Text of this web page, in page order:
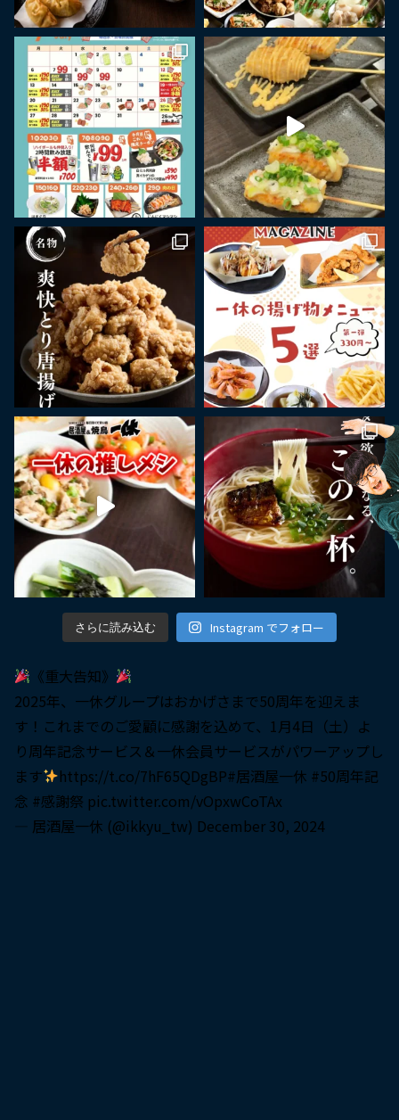
さらに読み込む Instagram でフォロー
《重大告知》
2025年、一休グループはおかげさまで50周年を迎えま
す！これまでのご愛顧に感謝を込めて、1月4日（土）よ
り周年記念サービス＆一休会員サービスがパワーアップし
ます
https://t.co/7hF65QDgBP#居酒屋一休 #50周年記
念 #感謝祭 pic.twitter.com/vOpxwCoTAx
— 居酒屋一休 (@ikkyu_tw) December 30, 2024